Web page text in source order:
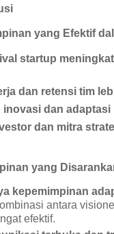
yang Efektif
startup
dan retensi tim
inovasi dan adaptasi
dan mitra
yang
kepemimpinan
antara
efektif.